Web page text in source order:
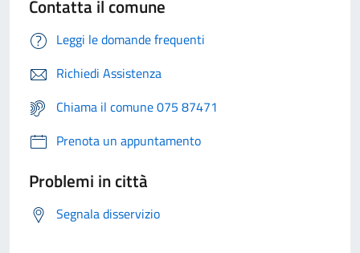
Contatta il comune
Leggi le domande frequenti
Richiedi Assistenza
Chiama il comune 075 87471
Prenota un appuntamento
Problemi in città
Segnala disservizio